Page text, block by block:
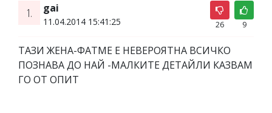
1. gai
11.04.2014 15:41:25 26 9
ТАЗИ ЖЕНА-ФАТМЕ Е НЕВЕРОЯТНА ВСИЧКО
ПОЗНАВА ДО НАЙ -МАЛКИТЕ ДЕТАЙЛИ КАЗВАМ
ГО ОТ ОПИТ